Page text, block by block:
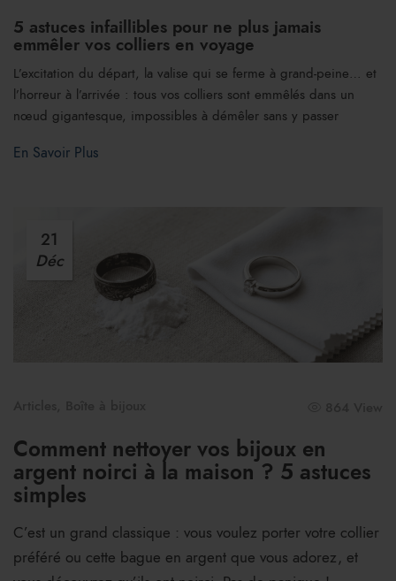
5 astuces infaillibles pour ne plus jamais
emmêler vos colliers en voyage
L’excitation du départ, la valise qui se ferme à grand-peine… et
l’horreur à l’arrivée : tous vos colliers sont emmêlés dans un
nœud gigantesque, impossibles à démêler sans y passer
En Savoir Plus
21
Déc
Comment nettoyer vos bijoux en
argent noirci à la maison ? 5 astuces
simples
C’est un grand classique : vous voulez porter votre collier
préféré ou cette bague en argent que vous adorez, et